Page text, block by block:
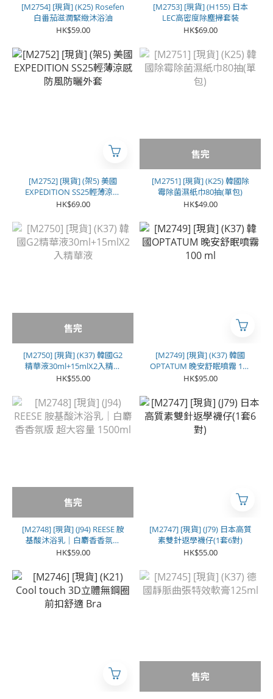
[M2754] [現貨] (K25) Rosefen
白番茄滋潤緊緻沐浴油
HK$59.00
[M2753] [現貨] (H155) 日本
LEC高密度除塵掃套裝
HK$69.00
[M2752] [現貨] (架5) 美國
EXPEDITION SS25輕薄涼感
防風防曬外套
HK$69.00
售完
[M2751] [現貨] (K25) 韓國除
霉除菌濕紙巾80抽(單包)
HK$49.00
售完
[M2750] [現貨] (K37) 韓國G2
精華液30ml+15mlX2入精華
液
HK$55.00
[M2749] [現貨] (K37) 韓國
OPTATUM 晚安舒眠噴霧 100
ml
HK$95.00
售完
[M2748] [現貨] (J94) REESE 胺
基酸沐浴乳｜白麝香香氛版
超大容量 1500ml
HK$59.00
[M2747] [現貨] (J79) 日本高質
素雙針返學襪仔(1套6對)
HK$55.00
售完